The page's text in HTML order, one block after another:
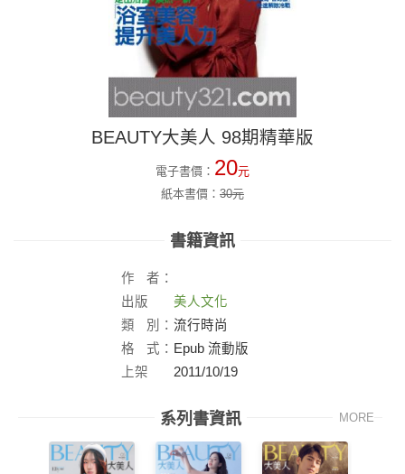
BEAUTY大美人 98期精華版
電子書價： 20元
紙本書價： 30元
書籍資訊
作
者：
出版
社：
美人文化
類
別： 流行時尚
格
式： Epub 流動版
上架
2011/10/19
系列書資訊 MORE